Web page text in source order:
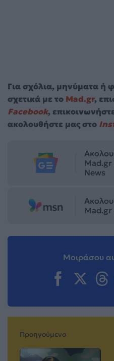
Για σχόλια, μηνύματα ή
σχετικά με το Mad.gr,
Facebook,
ακολουθήστε μας στο
Mad.gr
News
Mad.gr
Μοιράσου
Προηγούμενο